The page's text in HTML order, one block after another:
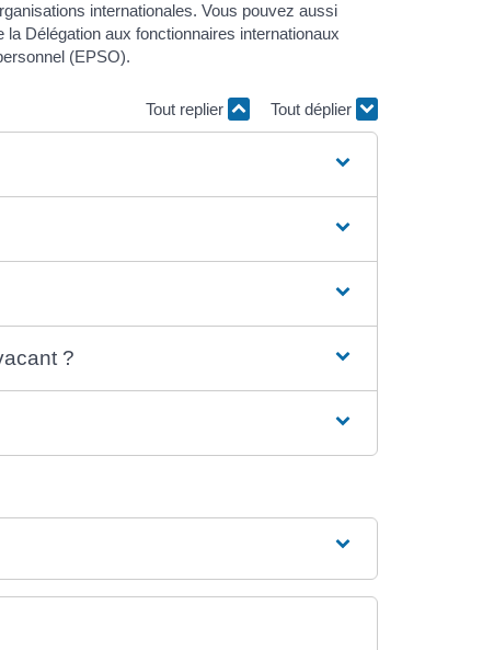
internationales. Vous pouvez aussi
Délégation aux fonctionnaires internationaux
(EPSO).
Tout replier Tout déplier
?